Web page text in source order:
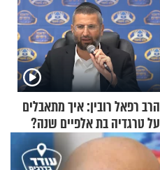
הרב רפאל רובין: איך מתאבלים
על טרגדיה בת אלפיים שנה?